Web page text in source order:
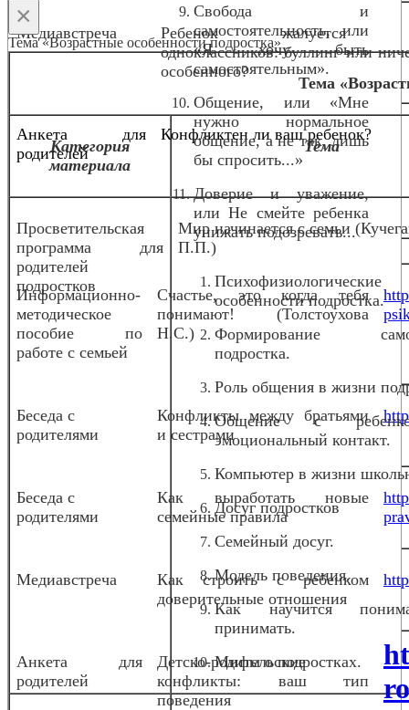
Медиавстреча
Ребенок жалуется
одноклассников: буллинг или
особенного?о
Анкета для
родителей
Конфликтен ли ваш ребенок?
Свобода и
самостоятельность, или
«Я хочу быть
самостоятельным».
Общение, или «Мне
нужно нормальное
общение, а не так, лишь
бы спросить...»
Доверие и уважение,
или Не смейте ребенка
унижать подозревать...
Информационно-
методическое
пособие по
работе с семьей
Счастье, это когда тебя
понимают! (Толстоухова
Н.С.)
Беседа с
родителями
Конфликты между братьями
и сестрами
Беседа с
родителями
Как выработать новые
семейные правила
Медиавстреча
Как строить с ребенком
доверительные отношения
Анкета для
родителей
Детско-родительские
конфликты: ваш тип
поведения
×
Тема «Возрастные особенности подростка»
Тема
Категория
материала
Тема
Просветительская
программа для
родителей
подростков
Мир начинается с семьи
П.П.)
Психофизиологические
особенности подростка.
Формирование
подростка.
Роль общения в жизни
Общение с
эмоциональный контакт.
Компьютер в жизни
Досуг подростков
Семейный досуг.
Модель поведения.
Как научится
принимать.
Мифы о подростках.